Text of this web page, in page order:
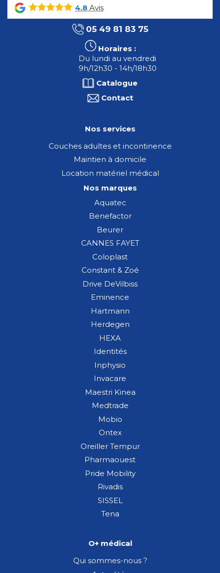
4.8Avis
05 49 81 83 75
Horaires :
Du lundi au vendredi
9h/12h30 - 14h/18h30
Catalogue
Contact
Nos services
Couches adultes et incontinence
Maintien à domicile
Location matériel médical
Nos marques
Aquatec
Benefactor
Beurer
CANNES FAYET
Coloplast
Constant & Zoé
Drive DeVilbiss
Eminence
Hartmann
Herdegen
HEXA
Identités
Inphysio
Invacare
Maestri Kinea
Medtrade
Mobio
Ontex
Oreiller Tempur
Pharmaouest
Pride Mobility
Rivadis
SISSEL
Tena
O+ médical
Qui sommes-nous ?